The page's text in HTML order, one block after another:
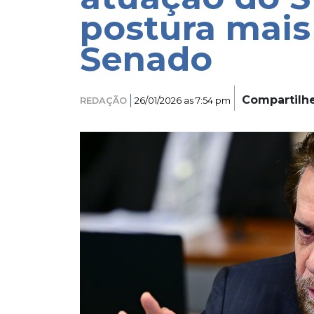
postura
Senado
REDAÇÃO 26/01/2026 as 7:54 pm